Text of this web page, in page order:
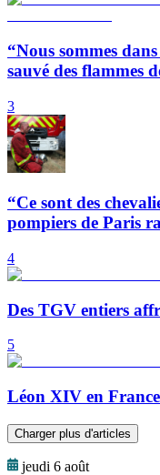
“Nous sommes
sauvé des flammes
3
“Ce sont des
pompiers de Paris
4
Des TGV entiers
5
Léon XIV en
Charger plus d'articles
jeudi 6 août